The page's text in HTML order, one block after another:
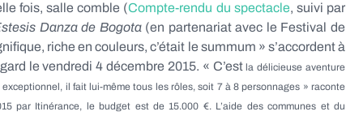
fois, salle comble (Compte-rendu du spectacle, suivi par
Danza de Bogota(en partenariat avec le Festival de
riche en couleurs, c’était le summum » s’accordent à
le vendredi 4 décembre 2015. « C’estla délicieuse aventure
il fait lui-même tous les rôles, soit 7 à 8 personnages » raconte
par Itinérance, le budget est de 15.000 €. L’aide des communes et du